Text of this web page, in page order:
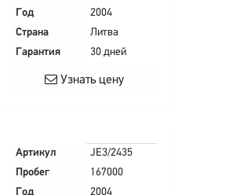
Год
2004
Страна
Литва
Гарантия
30 дней
Узнать цену
Артикул
JE3/2435
Пробег
167000
Год
2004